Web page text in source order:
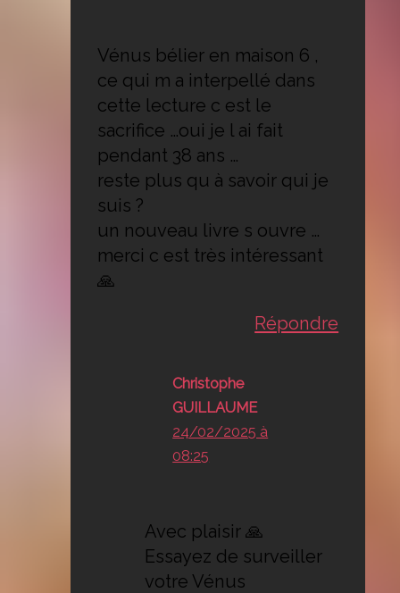
Vénus bélier en maison 6 ,
ce qui m a interpellé dans
cette lecture c est le
sacrifice …oui je l ai fait
pendant 38 ans …
reste plus qu à savoir qui je
suis ?
un nouveau livre s ouvre …
merci c est très intéressant
🙏
Répondre
Christophe
GUILLAUME
24/02/2025 à
08:25
Avec plaisir 🙏
Essayez de surveiller
votre Vénus